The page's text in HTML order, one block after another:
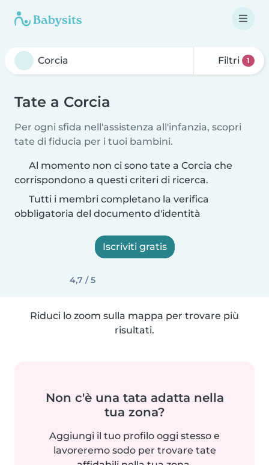
Filtri 1
Tate a Corcia
Per ogni sfida nell'assistenza all'infanzia, scopri
tate di fiducia per i tuoi bambini.
Al momento non ci sono tate a Corcia che
corrispondono a questi criteri di ricerca.
Tutti i membri completano la verifica
obbligatoria del documento d'identità
Iscriviti gratis
4,7 / 5
Riduci lo zoom sulla mappa per trovare più
risultati.
Non c'è una tata adatta nella
tua zona?
Aggiungi il tuo profilo oggi stesso e
lavoreremo sodo per trovare tate